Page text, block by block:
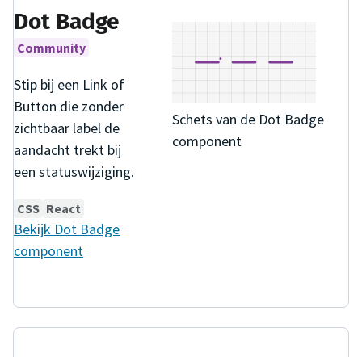
Schets van de Dot Badge
component
Dot Badge
Community
Stip bij een Link of
Button die zonder
zichtbaar label de
aandacht trekt bij
een statuswijziging.
CSS React
Bekijk Dot Badge
component